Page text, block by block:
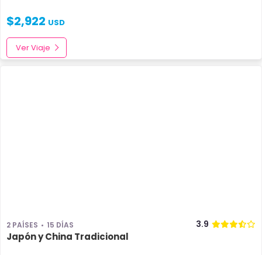
$2,922 USD
Ver Viaje
2 PAÍSES 15 DÍAS 3.9
Japón y China Tradicional